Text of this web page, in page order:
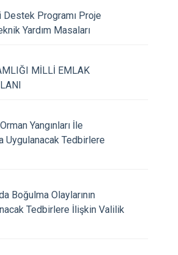
23
Ramazan Bayramı
Destek Programı Proje
Yardım Masaları
MİLLİ EMLAK
Yangınları İle
Uygulanacak Tedbirlere
Boğulma Olaylarının
Tedbirlere İlişkin Valilik